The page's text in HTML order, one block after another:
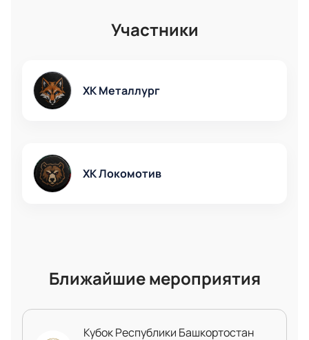
пропустить яркое открытие хоккейного события.
Участники
ХК Металлург
ХК Локомотив
Ближайшие мероприятия
Кубок Республики Башкортостан